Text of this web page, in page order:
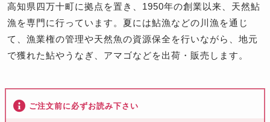
高知県四万十町に拠点を置き、1950年の創業以来、天然鮎
漁を専門に行っています。夏には鮎漁などの川漁を通じ
て、漁業権の管理や天然魚の資源保全を行いながら、地元
で獲れた鮎やうなぎ、アマゴなどを出荷・販売します。
ご注文前に必ずお読み下さい